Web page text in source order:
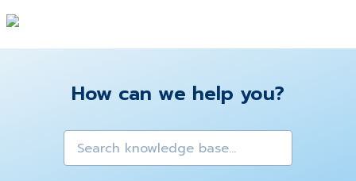
How can we help you?